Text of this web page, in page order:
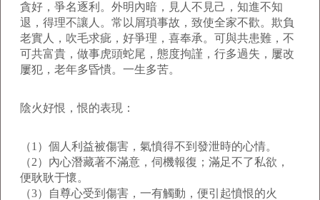
貪好，爭名逐利。外明內暗，見人不見己，知進不知
退，得理不讓人。常以屑瑣事故，致使全家不歡。欺負
老實人，吹毛求疵，好爭理，喜奉承。可與共患難，不
可共富貴，做事虎頭蛇尾，態度拘謹，行多過失，屢改
屢犯，老年多昏憒。一生多苦。
陰火好恨，恨的表現：
（1）個人利益被傷害，氣憤得不到發泄時的心情。
（2）內心潛藏著不滿意，伺機報復；滿足不了私欲，
便耿耿于懷。
（3）自尊心受到傷害，一有觸動，便引起憤恨的火